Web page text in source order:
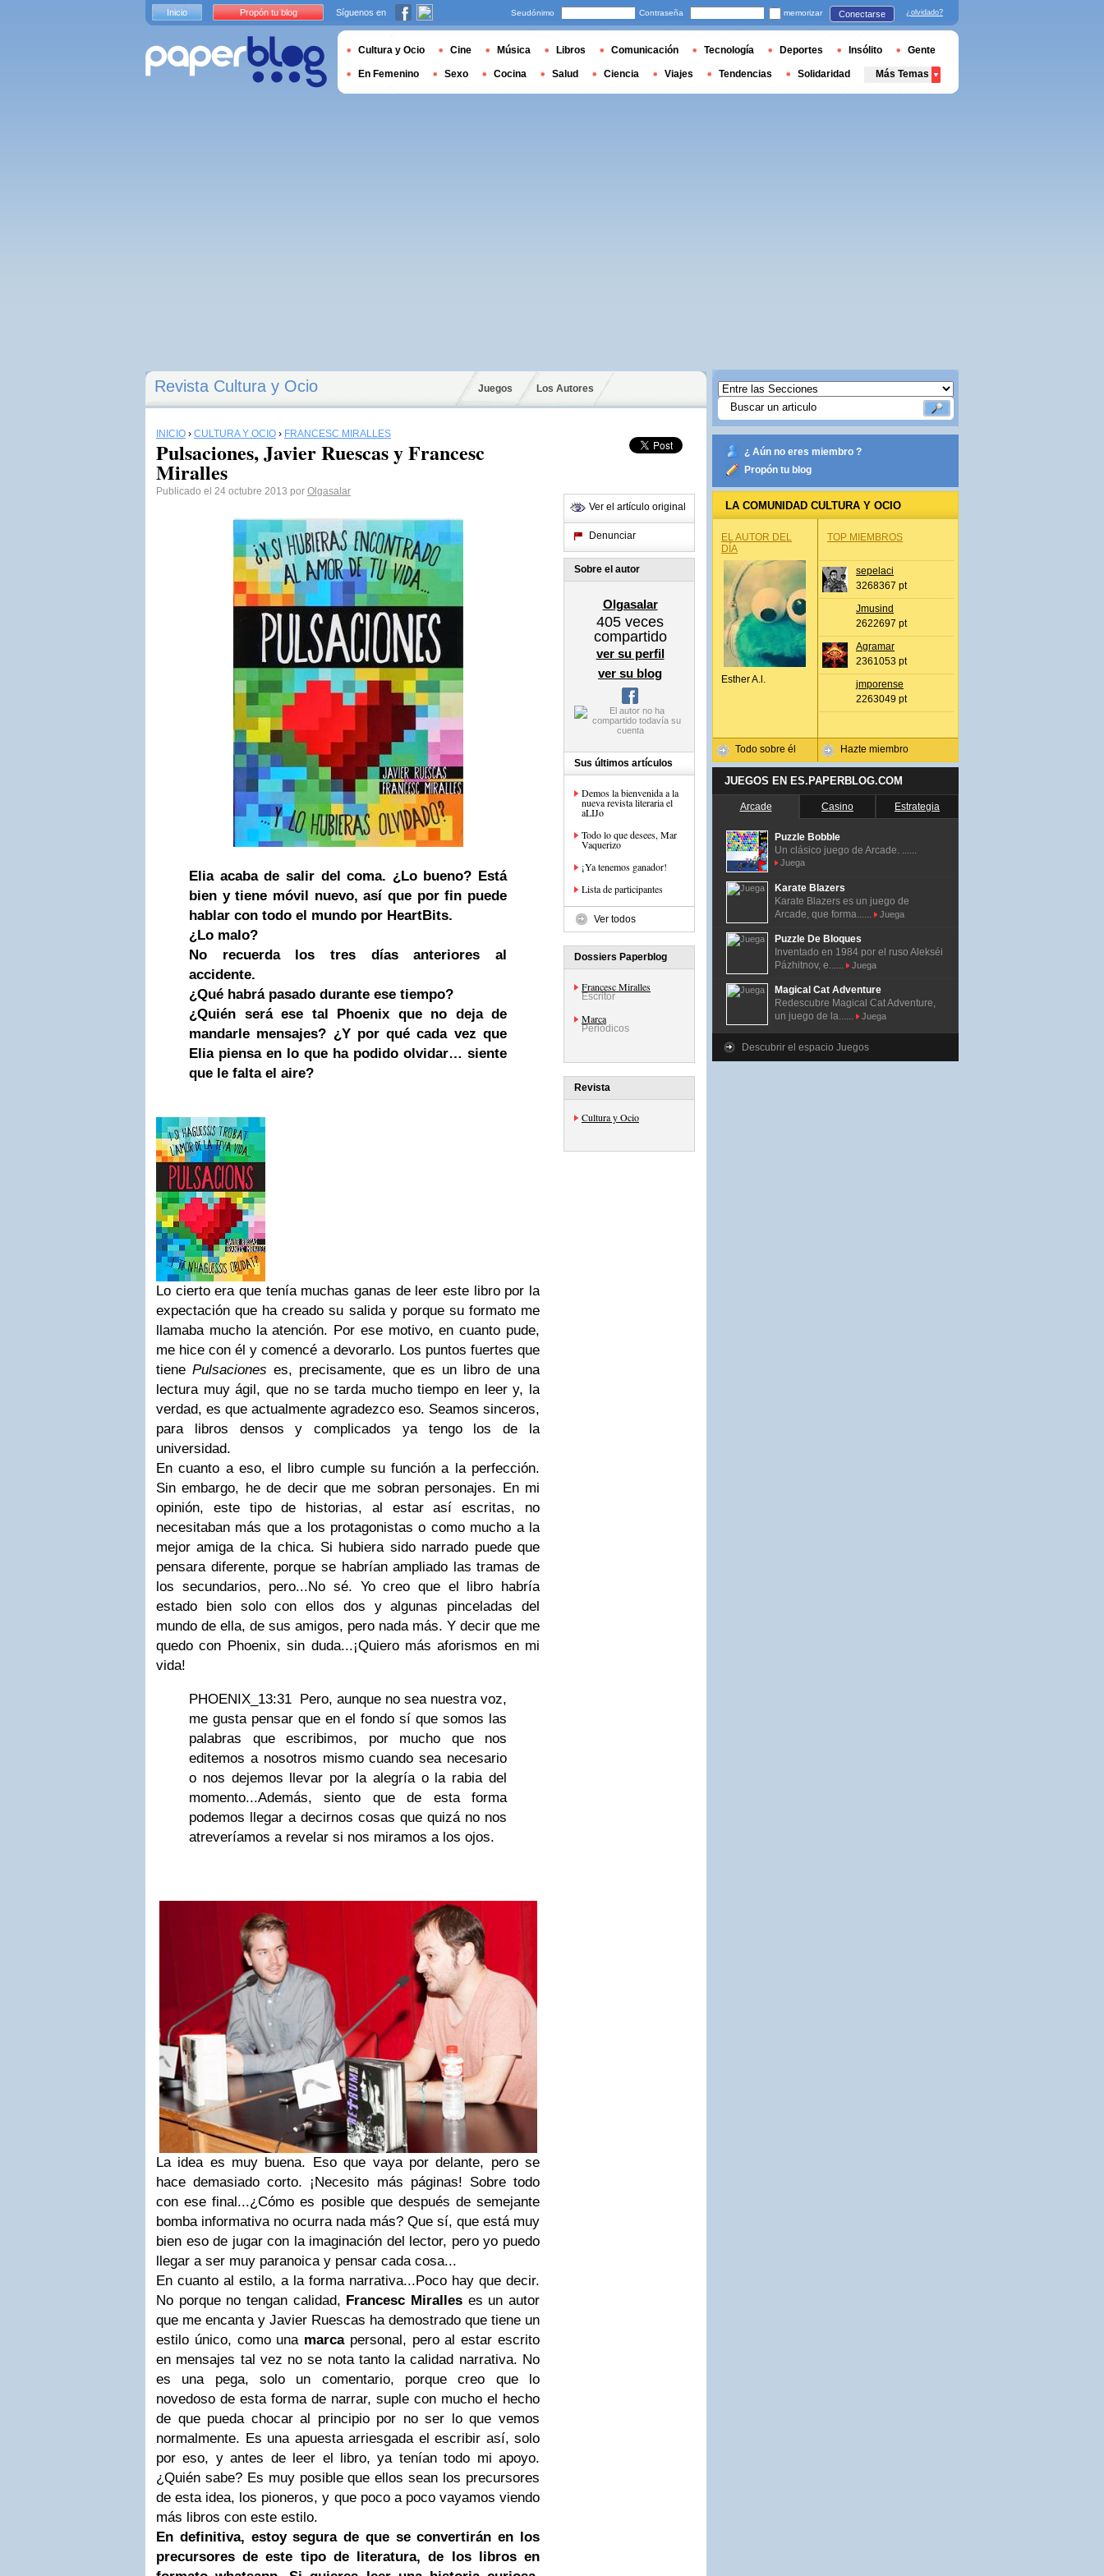
Revista Cultura y Ocio Juegos Los Autores
INICIO › CULTURA Y OCIO › FRANCESC MIRALLES
Pulsaciones, Javier Ruescas y Francesc
Miralles
Publicado el 24 octubre 2013 por Olgasalar
Elia acaba de salir del coma. ¿Lo bueno? Está
bien y tiene móvil nuevo, así que por fin puede
hablar con todo el mundo por HeartBits.
¿Lo malo?
No recuerda los tres días anteriores al
accidente.
¿Qué habrá pasado durante ese tiempo?
¿Quién será ese tal Phoenix que no deja de
mandarle mensajes? ¿Y por qué cada vez que
Elia piensa en lo que ha podido olvidar… siente
que le falta el aire?
Lo cierto era que tenía muchas ganas de leer este libro por la
expectación que ha creado su salida y porque su formato me
llamaba mucho la atención. Por ese motivo, en cuanto pude,
me hice con él y comencé a devorarlo. Los puntos fuertes que
tiene Pulsaciones es, precisamente, que es un libro de una
lectura muy ágil, que no se tarda mucho tiempo en leer y, la
verdad, es que actualmente agradezco eso. Seamos sinceros,
para libros densos y complicados ya tengo los de la
universidad.
En cuanto a eso, el libro cumple su función a la perfección.
Sin embargo, he de decir que me sobran personajes. En mi
opinión, este tipo de historias, al estar así escritas, no
necesitaban más que a los protagonistas o como mucho a la
mejor amiga de la chica. Si hubiera sido narrado puede que
pensara diferente, porque se habrían ampliado las tramas de
los secundarios, pero...No sé. Yo creo que el libro habría
estado bien solo con ellos dos y algunas pinceladas del
mundo de ella, de sus amigos, pero nada más. Y decir que me
quedo con Phoenix, sin duda...¡Quiero más aforismos en mi
vida!
PHOENIX_13:31 Pero, aunque no sea nuestra voz,
me gusta pensar que en el fondo sí que somos las
palabras que escribimos, por mucho que nos
editemos a nosotros mismo cuando sea necesario
o nos dejemos llevar por la alegría o la rabia del
momento...Además, siento que de esta forma
podemos llegar a decirnos cosas que quizá no nos
atreveríamos a revelar si nos miramos a los ojos.
La idea es muy buena. Eso que vaya por delante, pero se
hace demasiado corto. ¡Necesito más páginas! Sobre todo
con ese final...¿Cómo es posible que después de semejante
bomba informativa no ocurra nada más? Que sí, que está muy
bien eso de jugar con la imaginación del lector, pero yo puedo
llegar a ser muy paranoica y pensar cada cosa...
En cuanto al estilo, a la forma narrativa...Poco hay que decir.
No porque no tengan calidad, Francesc Miralles es un autor
que me encanta y Javier Ruescas ha demostrado que tiene un
estilo único, como una marcapersonal, pero al estar escrito
en mensajes tal vez no se nota tanto la calidad narrativa. No
es una pega, solo un comentario, porque creo que lo
novedoso de esta forma de narrar, suple con mucho el hecho
de que pueda chocar al principio por no ser lo que vemos
normalmente. Es una apuesta arriesgada el escribir así, solo
por eso, y antes de leer el libro, ya tenían todo mi apoyo.
¿Quién sabe? Es muy posible que ellos sean los precursores
de esta idea, los pioneros, y que poco a poco vayamos viendo
más libros con este estilo.
En definitiva, estoy segura de que se convertirán en los
precursores de este tipo de literatura, de los libros en
Ver el artículo original
Denunciar
Sobre el autor
Olgasalar
405 veces
compartido
ver su perfil
ver su blog
Sus últimos artículos
Demos la bienvenida a la
nueva revista literaria el
aLIJo
Todo lo que desees, Mar
Vaquerizo
¡Ya tenemos ganador!
Lista de participantes
Ver todos
Dossiers Paperblog
Francesc Miralles
Escritor
Marca
Periódicos
Revista
Cultura y Ocio
¿ Aún no eres miembro ?
Propón tu blog
LA COMUNIDAD CULTURA Y OCIO
EL AUTOR DEL
DÍA
Esther A.l.
Todo sobre él
TOP MIEMBROS
sepelaci
3268367 pt
Jmusind
2622697 pt
Agramar
2361053 pt
jmporense
2263049 pt
Hazte miembro
JUEGOS EN ES.PAPERBLOG.COM
Arcade Casino Estrategia
Puzzle Bobble
Un clásico juego de Arcade. ......
Juega
Karate Blazers
Karate Blazers es un juego de
Arcade, que forma......
Juega
Puzzle De Bloques
Inventado en 1984 por el ruso Alekséi
Pázhitnov, e......
Juega
Magical Cat Adventure
Redescubre Magical Cat Adventure,
un juego de la......
Juega
Descubrir el espacio Juegos
Inicio Propón tu blog Síguenos en Seudónimo Contraseña memorizar Conectarse ¿olvidado?
Cultura y Ocio Cine Música Libros Comunicación Tecnología Deportes Insólito Gente
En Femenino Sexo Cocina Salud Ciencia Viajes Tendencias Solidaridad Más Temas